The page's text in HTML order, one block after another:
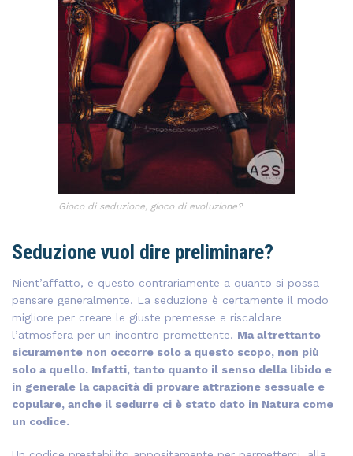
Gioco di seduzione, gioco di evoluzione?
Seduzione vuol dire preliminare?
Nient’affatto, e questo contrariamente a quanto si possa
pensare generalmente. La seduzione è certamente il modo
migliore per creare le giuste premesse e riscaldare
l’atmosfera per un incontro promettente. Ma altrettanto
sicuramente non occorre solo a questo scopo, non più
solo a quello. Infatti, tanto quanto il senso della libido e
in generale la capacità di provare attrazione sessuale e
copulare, anche il sedurre ci è stato dato in Natura come
un codice.